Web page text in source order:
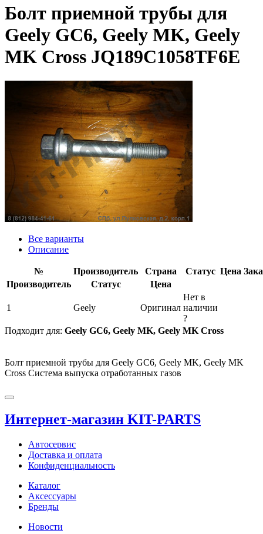
Болт приемной трубы для
Geely GC6, Geely MK, Geely
MK Cross JQ189C1058TF6E
Все варианты
Описание
№ Производитель Страна Статус Цена
Производитель
Статус Цена
1 Geely Оригинал
Нет в
наличии
?
Подходит для: Geely GC6, Geely MK, Geely MK Cross
Болт приемной трубы для Geely GC6, Geely MK, Geely MK
Cross Система выпуска отработанных газов
Интернет-магазин KIT-PARTS
Автосервис
Доставка и оплата
Конфиденциальность
Каталог
Аксессуары
Бренды
Новости